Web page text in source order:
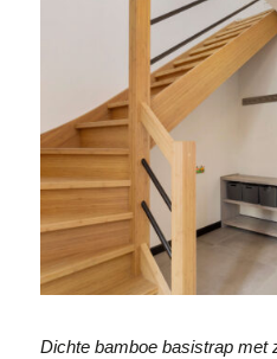
Dichte bamboe basistrap met